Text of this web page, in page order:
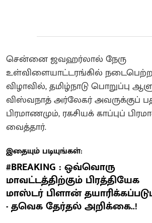
சென்னை ஜவஹர்லால் நேரு
உள்விளையாட்டரங்கில்
விழாவில், தமிழ்நாடு பொறுப்பு
விஸ்வநாத் அர்லேகர் அவருக்குப்
பிரமாணமும், ரகசியக் காப்புப்
வைத்தார்.
இதையும் படியுங்கள்:
#BREAKING : ஒவ்வொரு
மாவட்டத்திற்கும் பிரத்தியேக
மாஸ்டர் பிளான்
- தவெக தேர்தல் அறிக்கை..!